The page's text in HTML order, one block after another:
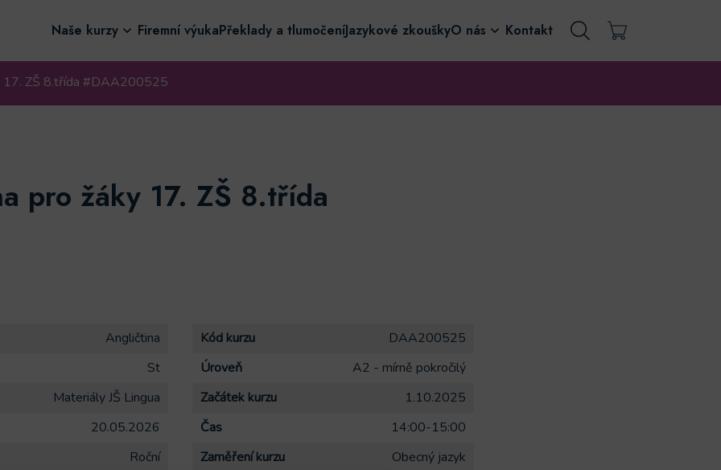
Naše kurzy Firemní výukaPřeklady a tlumočeníJazykové zkouškyO nás Kontakt
17. ZŠ 8.třída #DAA200525
pro žáky 17. ZŠ 8.třída
Angličtina Kód kurzu
DAA200525
St Úroveň
A2 - mírně pokročilý
Materiály JŠ Lingua Začátek kurzu
1.10.2025
20.05.2026 Čas
14:00-15:00
Roční Zaměření kurzu
Obecný jazyk